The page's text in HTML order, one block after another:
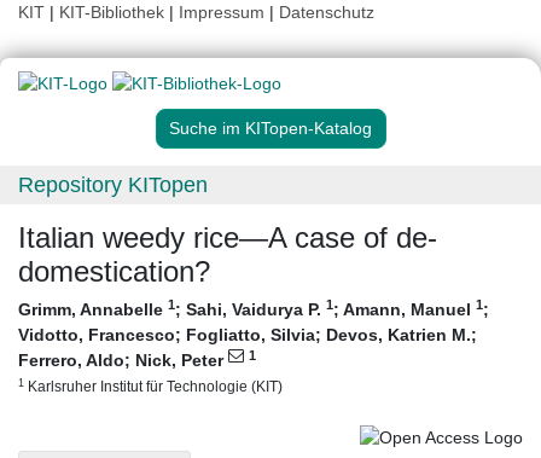
KIT | KIT-Bibliothek | Impressum | Datenschutz
Suche im KITopen-Katalog
Repository KITopen
Italian weedy rice—A case of de‐
domestication?
Grimm, Annabelle 1; Sahi, Vaidurya P. 1; Amann, Manuel 1;
Vidotto, Francesco; Fogliatto, Silvia; Devos, Katrien M.;
Ferrero, Aldo; Nick, Peter 1
1 Karlsruher Institut für Technologie (KIT)